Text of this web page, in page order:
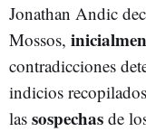
Jonathan Andic
Mossos,
contradicciones
indicios
las sospechas de